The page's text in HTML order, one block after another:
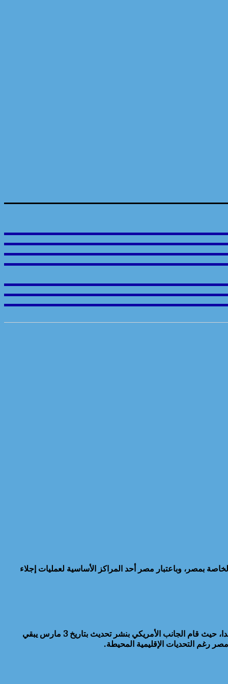
بمصر، وباعتبار مصر أحد المراكز الأساسية لعمليات إجلاء
وأسفرت الاتصالات المكثفة عن الحفاظ على إرشادات السفر الصادرة عن عدد من الدول بشأن مصر، ومن بينها الولايات المتحدة وكندا وأيرلندا، حيث قام الجانب الأمريكي بنشر تحديث بتاريخ 3 مارس يبقي
رغم التحديات الإقليمية المحيطة.